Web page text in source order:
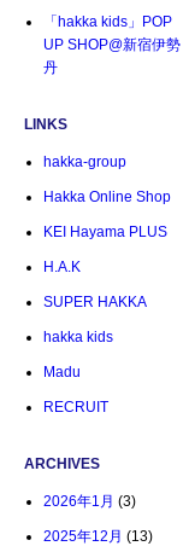
「hakka kids」POP
UP SHOP@新宿伊勢
丹
LINKS
hakka-group
Hakka Online Shop
KEI Hayama PLUS
H.A.K
SUPER HAKKA
hakka kids
Madu
RECRUIT
ARCHIVES
2026年1月 (3)
2025年12月 (13)